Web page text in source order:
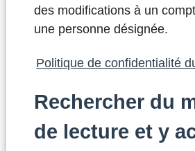
des modifications à un
une personne désignée.
Politique de confidentialité
Rechercher du
de lecture et y